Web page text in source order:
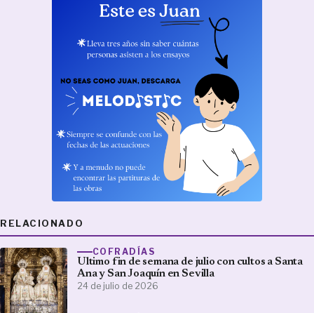
RELACIONADO
COFRADÍAS
Ultimo fin de semana de julio con cultos a Santa
Ana y San Joaquín en Sevilla
24 de julio de 2026